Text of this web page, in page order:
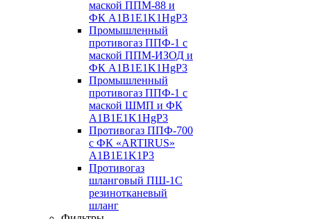
маской ППМ-88 и
ФК А1B1E1K1HgP3
Промышленный
противогаз ППФ-1 с
маской ППМ-ИЗОД и
ФК А1B1E1K1HgP3
Промышленный
противогаз ППФ-1 с
маской ШМП и ФК
А1B1E1K1HgP3
Противогаз ППФ-700
с ФК «ARTIRUS»
A1B1E1K1P3
Противогаз
шланговый ПШ-1С
резинотканевый
шланг